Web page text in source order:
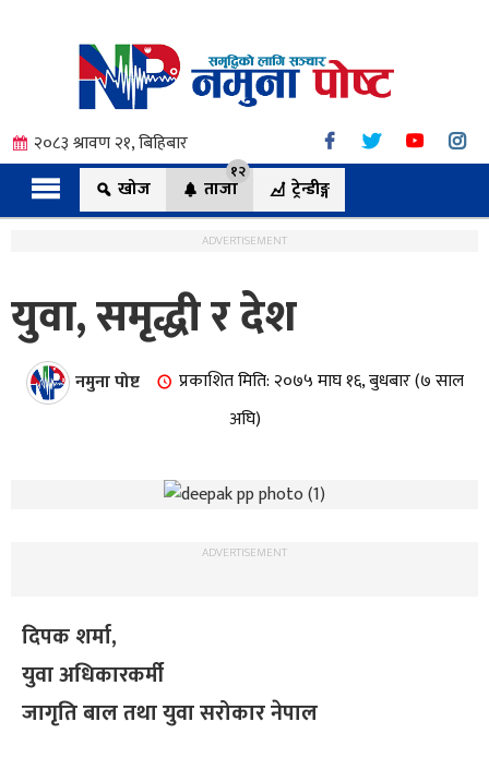
२०८३ श्रावण २१, बिहिबार
खोज
ताजा
१२
ट्रेन्डीङ्ग
ADVERTISEMENT
युवा, समृद्धी र देश
नमुना पोष्ट
प्रकाशित मिति: २०७५ माघ १६, बुधबार (७ साल
अघि)
ADVERTISEMENT
दिपक शर्मा,
युवा अधिकारकर्मी
जागृति बाल तथा युवा सरोकार नेपाल